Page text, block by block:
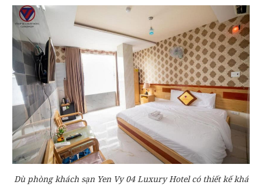
Dù phòng khách sạn Yen Vy 04 Luxury Hotel có thiết kế khá